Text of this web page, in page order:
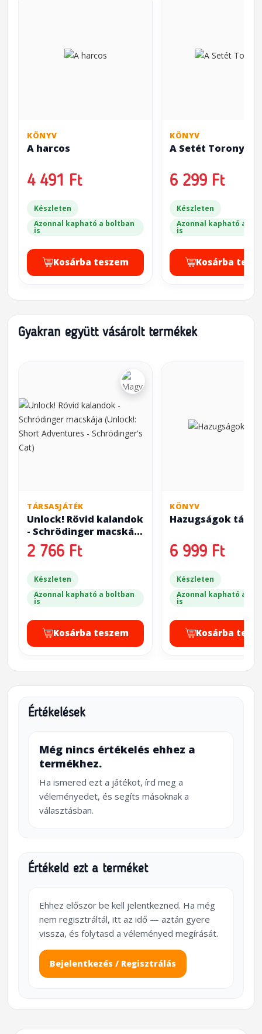
KÖNYV
A harcos
4 491 Ft
Készleten
Azonnal kapható a boltban
is
Kosárba teszem
KÖNYV
A Setét Torony
6 299 Ft
Készleten
Azonnal kapható a
is
Kosárba
Gyakran együtt vásárolt termékek
TÁRSASJÁTÉK
Unlock! Rövid kalandok
- Schrödinger macskája
(Unlock!: Short
Adventures -
2 766 Ft
Készleten
Azonnal kapható a boltban
is
Kosárba teszem
KÖNYV
Hazugságok tánca
6 999 Ft
Készleten
Azonnal kapható a
is
Kosárba
Értékelések
Még nincs értékelés ehhez a
termékhez.
Ha ismered ezt a játékot, írd meg a
véleményedet, és segíts másoknak a
választásban.
Értékeld ezt a terméket
Ehhez először be kell jelentkezned. Ha még
nem regisztráltál, itt az idő — aztán gyere
vissza, és folytasd a véleményed megírását.
Bejelentkezés / Regisztrálás